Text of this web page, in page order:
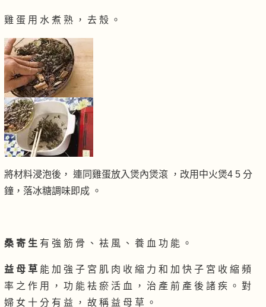
雞 蛋 用 水 煮 熟 ， 去 殼 。
將材料浸泡後， 連同雞蛋放入煲內煲滾 ，改用中火煲4 5 分
鐘，落冰糖調味即成 。
桑 寄 生 有 強 筋 骨 、 袪 風 、 養 血 功 能 。
益 母 草 能 加 強 子 宮 肌 肉 收 縮 力 和 加 快 子 宮 收 縮 頻
率 之 作 用 ， 功 能 袪 瘀 活 血 ， 治 產 前 產 後 諸 疾 。 對
婦 女 十 分 有 益 ， 故 稱 益 母 草 。